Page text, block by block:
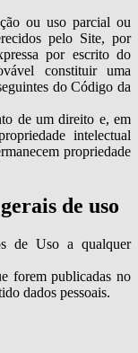
ou uso parcial ou
pelo Site, por
por escrito do
constituir uma
do Código da
de um direito e, em
intelectual
propriedade
de uso
de Uso a qualquer
forem publicadas no
dados pessoais.